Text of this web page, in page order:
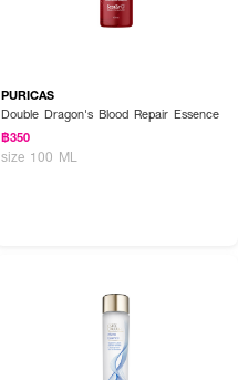
PURICAS
Double Dragon's Blood Repair Essence
฿350
size 100 ML